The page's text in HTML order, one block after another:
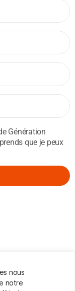
nous
notre
Génération
que je peux